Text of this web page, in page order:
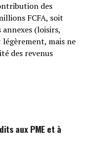
des
FCFA, soit
(loisirs,
mais ne
des revenus
aux PME et à